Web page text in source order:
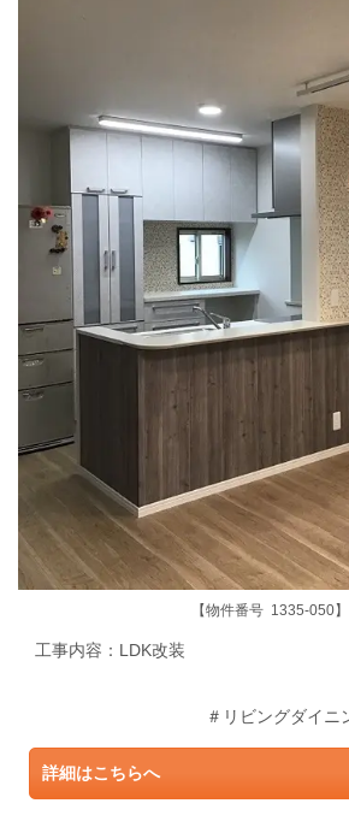
【物件番号 1335-050】
工事内容：LDK改装
＃リビングダイニング
詳細はこちらへ